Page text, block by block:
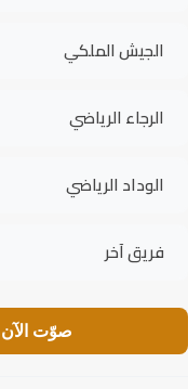
الجيش الملكي
الرجاء الرياضي
الوداد الرياضي
فريق آخر
صوّت الآن